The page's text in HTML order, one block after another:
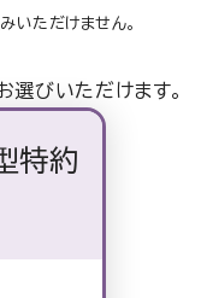
いただけません。
選びいただけます。
特約